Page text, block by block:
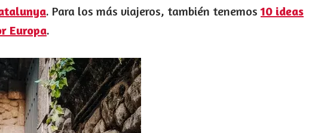
. Para los más viajeros, también tenemos10 ideas
Europa.